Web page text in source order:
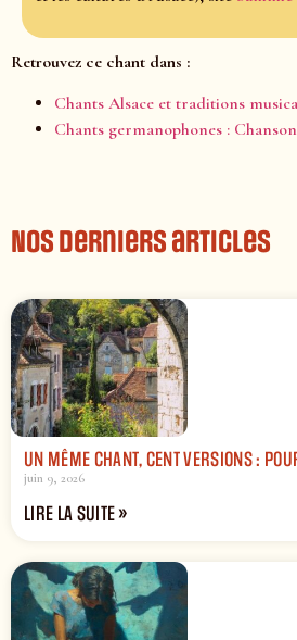
Retrouvez ce chant dans :
Chants Alsace et traditions
Chants germanophones :
Nos derniers articles
UN MÊME CHANT, CENT VERSIONS :
juin 9, 2026
LIRE LA SUITE »